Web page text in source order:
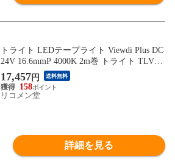
トライト LEDテープライト Viewdi Plus DC
24V 16.6mmP 4000K 2m巻 トライト TLVD4
0216.6P2 工事 照明用品 作業灯 照明用品 照
明器具【送料無料】
17,457 円 送料無料
158
リコメン堂
詳細を見る